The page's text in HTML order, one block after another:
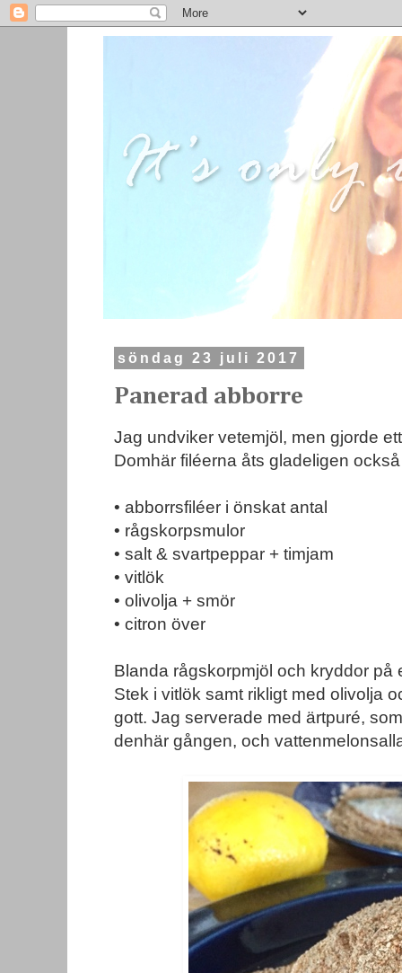
söndag 23 juli 2017
Panerad abborre
Jag undviker vetemjöl, men gjorde
Domhär filéerna åts gladeligen
• abborrsfiléer i önskat antal
• rågskorpsmulor
• salt & svartpeppar + timjam
• vitlök
• olivolja + smör
• citron över
Blanda rågskorpmjöl och kryddor på
Stek i vitlök samt rikligt med olivolja
gott. Jag serverade med ärtpuré,
denhär gången, och